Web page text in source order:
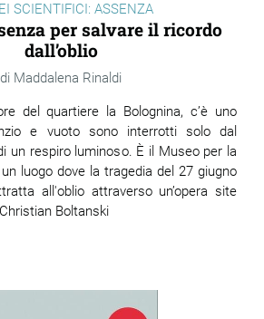
SCIENTIFICI: ASSENZA
per salvare il ricordo
dall’oblio
Maddalena Rinaldi
del quartiere la Bolognina, c’è uno
e vuoto sono interrotti solo dal
un respiro luminoso. È il Museo per la
luogo dove la tragedia del 27 giugno
all'oblio attraverso un’opera site
Boltanski